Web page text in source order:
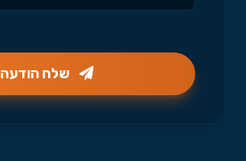
שלח הודעה